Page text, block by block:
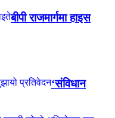
बीपी राजमार्गमा हाइस
‘संविधान